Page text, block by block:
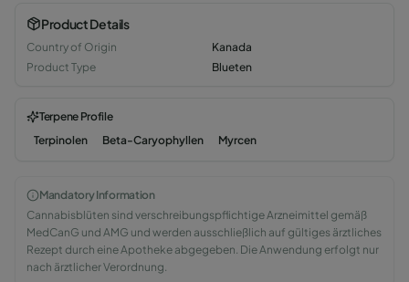
Product Details
Country of Origin
Kanada
Product Type
Blueten
Terpene Profile
Terpinolen
Beta-Caryophyllen Myrcen
Mandatory Information
Cannabisblüten sind verschreibungspflichtige Arzneimittel gemäß
MedCanG und AMG und werden ausschließlich auf gültiges ärztliches
Rezept durch eine Apotheke abgegeben. Die Anwendung erfolgt nur
nach ärztlicher Verordnung.